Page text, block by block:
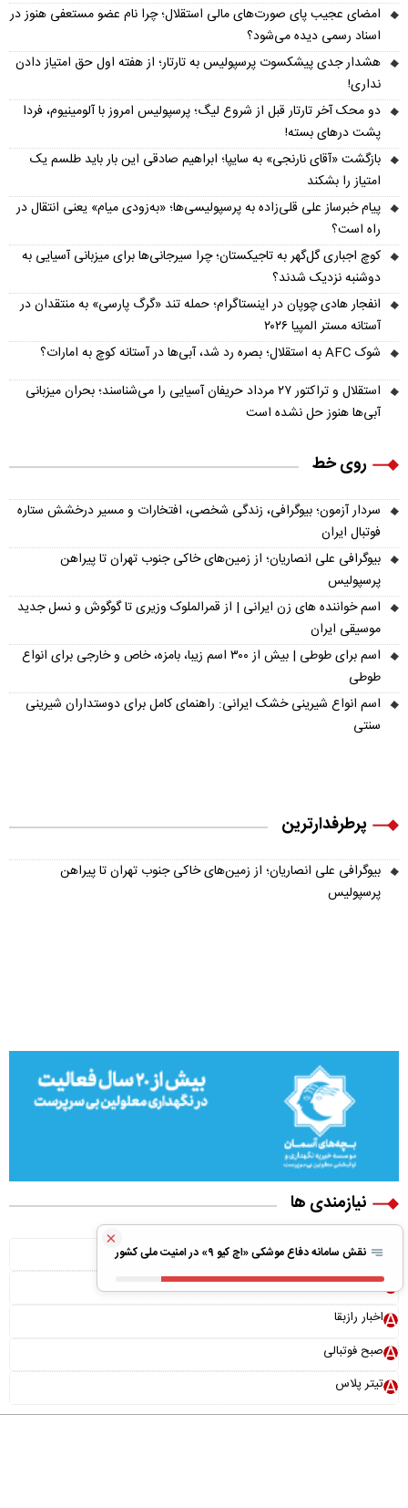
امضای عجیب پای صورت‌های مالی استقلال؛ چرا نام عضو مستعفی هنوز در
اسناد رسمی دیده می‌شود؟
هشدار جدی پیشکسوت پرسپولیس به تارتار؛ از هفته اول حق امتیاز دادن
نداری!
دو محک آخر تارتار قبل از شروع لیگ؛ پرسپولیس امروز با آلومینیوم، فردا
پشت درهای بسته!
بازگشت «آقای نارنجی» به سایپا؛ ابراهیم صادقی این بار باید طلسم یک
امتیاز را بشکند
پیام خبرساز علی قلی‌زاده به پرسپولیسی‌ها؛ «به‌زودی میام» یعنی انتقال در
راه است؟
کوچ اجباری گل‌گهر به تاجیکستان؛ چرا سیرجانی‌ها برای میزبانی آسیایی به
دوشنبه نزدیک شدند؟
انفجار هادی چوپان در اینستاگرام؛ حمله تند «گرگ پارسی» به منتقدان در
آستانه مستر المپیا ۲۰۲۶
شوک AFC به استقلال؛ بصره رد شد، آبی‌ها در آستانه کوچ به امارات؟
استقلال و تراکتور ۲۷ مرداد حریفان آسیایی را می‌شناسند؛ بحران میزبانی
آبی‌ها هنوز حل نشده است
روی خط
سردار آزمون؛ بیوگرافی، زندگی شخصی، افتخارات و مسیر درخشش ستاره
فوتبال ایران
بیوگرافی علی انصاریان؛ از زمین‌های خاکی جنوب تهران تا پیراهن
پرسپولیس
اسم خواننده های زن ایرانی | از قمرالملوک وزیری تا گوگوش و نسل جدید
موسیقی ایران
اسم برای طوطی | بیش از ۳۰۰ اسم زیبا، بامزه، خاص و خارجی برای انواع
طوطی
اسم انواع شیرینی خشک ایرانی: راهنمای کامل برای دوستداران شیرینی
سنتی
پرطرفدارترین
بیوگرافی علی انصاریان؛ از زمین‌های خاکی جنوب تهران تا پیراهن
پرسپولیس
نیازمندی ها
ویلا پیش ساخته
بونوس رایگان
اخبار رازبقا
صبح فوتبالی
تیتر پلاس
×
نقش سامانه دفاع موشکی «اچ کیو ۹» در امنیت ملی کشور